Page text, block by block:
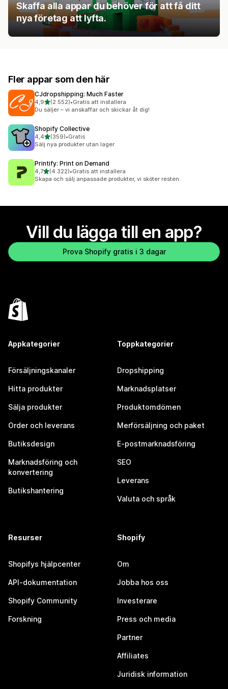
Skaffa alla appar du behöver för att få ditt
nya företag att lyfta.
Fler appar som den här
CJdropshipping: Much Faster
4,9av 5 stjärnor
(2 552)
2552 recensioner totalt
•Gratis att installera
Du säljer – vi anskaffar och skickar åt dig!
Shopify Collective
4,4av 5 stjärnor
(359)
359 recensioner totalt
•Gratis
Sälj nya produkter utan lager
Printify: Print on Demand
4,7av 5 stjärnor
(4 322)
4322 recensioner totalt
•Gratis att installera
Skapa och sälj anpassade produkter, vi sköter resten.
Vill du lägga till en app?
Prova Shopify gratis i 3 dagar
Appkategorier
Försäljningskanaler
Hitta produkter
Sälja produkter
Order och leverans
Butiksdesign
Marknadsföring och
konvertering
Butikshantering
Toppkategorier
Dropshipping
Marknadsplatser
Produktomdömen
Merförsäljning och paket
E-postmarknadsföring
SEO
Leverans
Valuta och språk
Resurser
Shopifys hjälpcenter
API-dokumentation
Shopify Community
Forskning
Shopify
Om
Jobba hos oss
Investerare
Press och media
Partner
Affiliates
Juridisk information